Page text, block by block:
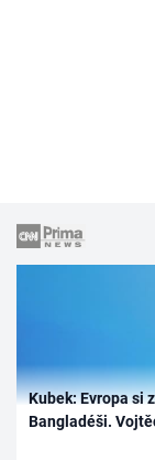
Kubek: Evropa si
Bangladéši.